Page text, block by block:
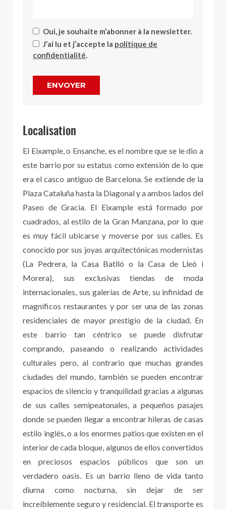
Oui, je souhaite m’abonner à la newsletter.
J’ai lu et j’accepte la politique de
confidentialité.
ENVOYER
Localisation
El Eixample, o Ensanche, es el nombre que se le dio a
este barrio por su estatus como extensión de lo que
era el casco antiguo de Barcelona. Se extiende de la
Plaza Cataluña hasta la Diagonal y a ambos lados del
Paseo de Gracia. El Eixample está formado por
cuadrados, al estilo de la Gran Manzana, por lo que
es muy fácil ubicarse y moverse por sus calles. Es
conocido por sus joyas arquitectónicas modernistas
(La Pedrera, la Casa Batlló o la Casa de Lleó i
Morera), sus exclusivas tiendas de moda
internacionales, sus galerías de Arte, su infinidad de
magníficos restaurantes y por ser una de las zonas
residenciales de mayor prestigio de la ciudad. En
este barrio tan céntrico se puede disfrutar
comprando, paseando o realizando actividades
culturales pero, al contrario que muchas grandes
ciudades del mundo, también se pueden encontrar
espacios de silencio y tranquilidad gracias a algunas
de sus calles semipeatonales, a pequeños pasajes
donde se pueden llegar a encontrar hileras de casas
estilo inglés, o a los enormes patios que existen en el
interior de cada bloque, algunos de ellos convertidos
en preciosos espacios públicos que son un
verdadero oasis. Es un barrio lleno de vida tanto
diurna como nocturna, sin dejar de ser
increíblemente seguro y residencial. El transporte es